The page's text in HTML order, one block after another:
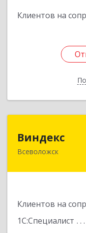
Клиентов на
Виндекс
Всеволожск
Клиентов на
1С:Специалист
188643,